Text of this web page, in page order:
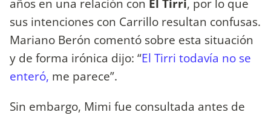
años en una relación con El Tirri, por lo que
sus intenciones con Carrillo resultan confusas.
Mariano Berón comentó sobre esta situación
y de forma irónica dijo: “El Tirri todavía no se
enteró, me parece”.
Sin embargo, Mimi fue consultada antes de